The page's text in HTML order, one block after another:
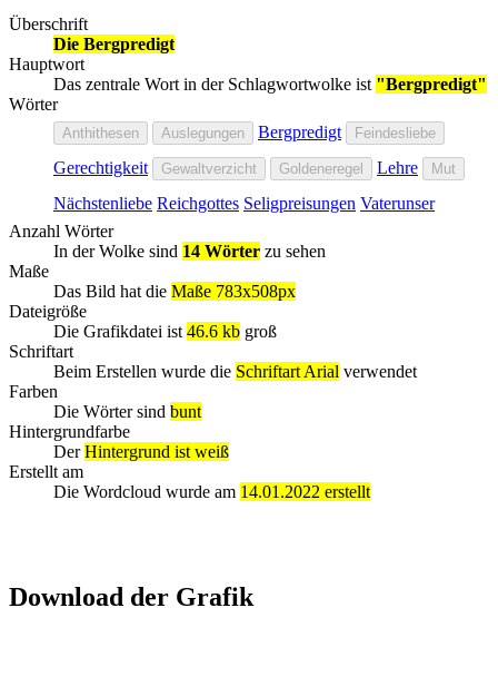
Überschrift
Die Bergpredigt
Hauptwort
Das zentrale Wort in der Schlagwortwolke ist "Bergpredigt"
Wörter
Anthithesen Auslegungen Bergpredigt Feindesliebe
Gerechtigkeit Gewaltverzicht Goldeneregel Lehre Mut
Nächstenliebe Reichgottes Seligpreisungen Vaterunser
Anzahl Wörter
In der Wolke sind 14 Wörter zu sehen
Maße
Das Bild hat die Maße 783x508px
Dateigröße
Die Grafikdatei ist 46.6 kb groß
Schriftart
Beim Erstellen wurde die Schriftart Arial verwendet
Farben
Die Wörter sind bunt
Hintergrundfarbe
DerHintergrund ist weiß
Erstellt am
Die Wordcloud wurde am 14.01.2022 erstellt
Download der Grafik